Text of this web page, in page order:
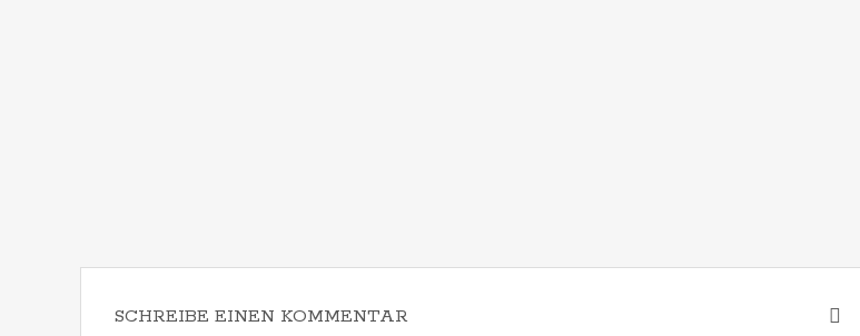
SCHREIBE EINEN KOMMENTAR